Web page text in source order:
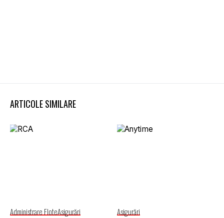
ARTICOLE SIMILARE
Administrare FloteAsigurări Asigurări